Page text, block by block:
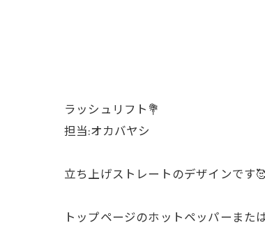
ラッシュリフト💐
担当:オカバヤシ
立ち上げストレートのデザインです
トップページのホットペッパーま